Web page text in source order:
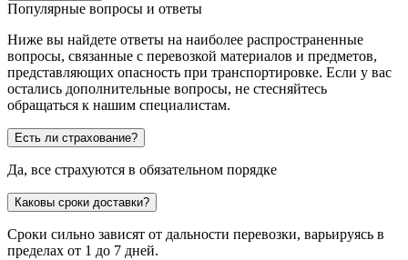
Популярные вопросы и ответы
Ниже вы найдете ответы на наиболее распространенные
вопросы, связанные с перевозкой материалов и предметов,
представляющих опасность при транспортировке. Если у вас
остались дополнительные вопросы, не стесняйтесь
обращаться к нашим специалистам.
Есть ли страхование?
Да, все страхуются в обязательном порядке
Каковы сроки доставки?
Сроки сильно зависят от дальности перевозки, варьируясь в
пределах от 1 до 7 дней.